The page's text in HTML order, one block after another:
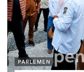
PARLEMEN